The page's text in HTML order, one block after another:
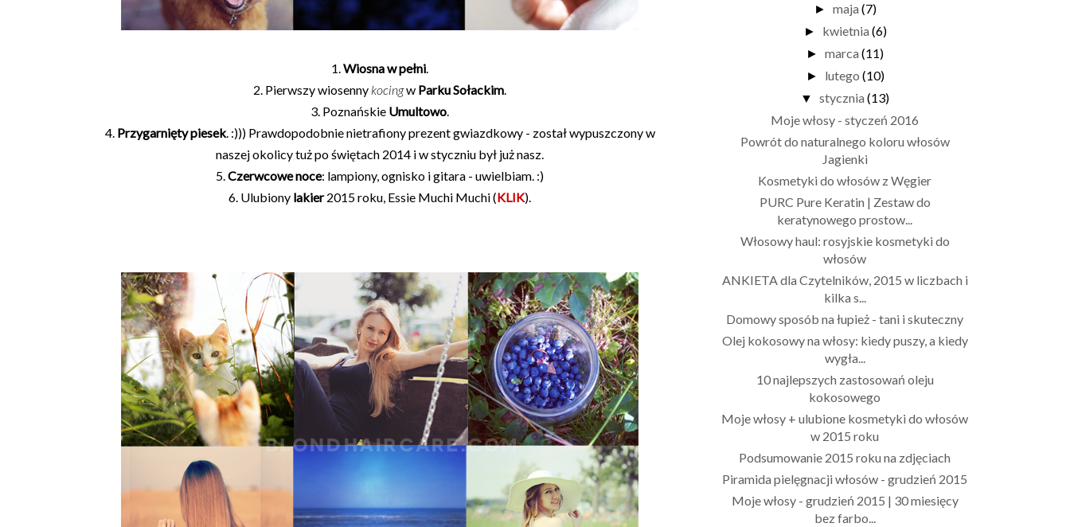
1.Wiosna w pełni.
2. Pierwszy wiosenny kocingw Parku Sołackim.
3. Poznańskie Umultowo.
4. Przygarnięty piesek. :))) Prawdopodobnie nietrafiony prezent gwiazdkowy - został wypuszczony w
naszej okolicy tuż po świętach 2014 i w styczniu był już nasz.
5.Czerwcowe noce: lampiony, ognisko i gitara - uwielbiam. :)
6. Ulubiony lakier2015 roku, Essie Muchi Muchi (KLIK).
► maja (7)
► kwietnia (6)
► marca (11)
► lutego (10)
▼ stycznia (13)
Moje włosy - styczeń 2016
Powrót do naturalnego koloru włosów
Jagienki
Kosmetyki do włosów z Węgier
PURC Pure Keratin | Zestaw do
keratynowego prostow...
Włosowy haul: rosyjskie kosmetyki do
włosów
ANKIETA dla Czytelników, 2015 w liczbach i
kilka s...
Domowy sposób na łupież - tani i skuteczny
Olej kokosowy na włosy: kiedy puszy, a kiedy
wygła...
10 najlepszych zastosowań oleju
kokosowego
Moje włosy + ulubione kosmetyki do włosów
w 2015 roku
Podsumowanie 2015 roku na zdjęciach
Piramida pielęgnacji włosów - grudzień 2015
Moje włosy - grudzień 2015 | 30 miesięcy
bez farbo...